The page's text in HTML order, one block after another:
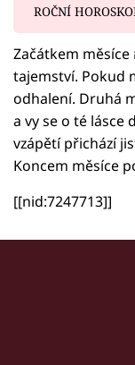
ROČNÍ
Začátkem
tajemství. Pokud
odhalení. Druhá
a vy se o té lásce
vzápětí přichází
Koncem měsíce
[[nid:7247713]]